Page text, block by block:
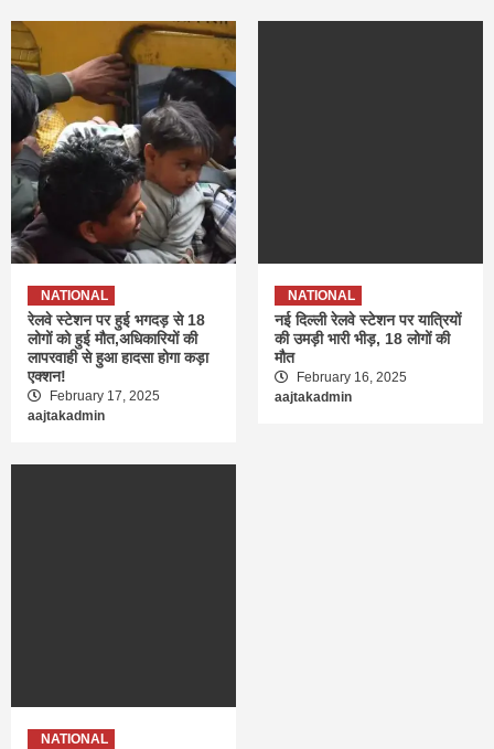
NATIONAL
रेलवे स्टेशन पर हुई भगदड़ से 18
लोगों को हुई मौत,अधिकारियों की
लापरवाही से हुआ हादसा होगा कड़ा
एक्शन!
February 17, 2025
aajtakadmin
NATIONAL
नई दिल्ली रेलवे स्टेशन पर यात्रियों
की उमड़ी भारी भीड़, 18 लोगों की
मौत
February 16, 2025
aajtakadmin
NATIONAL